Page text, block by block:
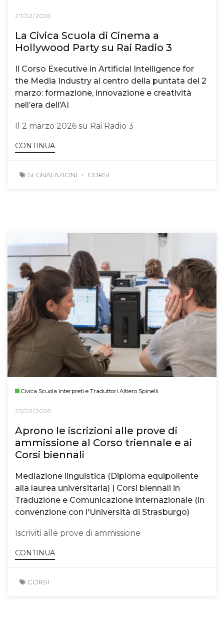
27/02/2026
La Civica Scuola di Cinema a
Hollywood Party su Rai Radio 3
Il Corso Executive in Artificial Intelligence for
the Media Industry al centro della puntata del 2
marzo: formazione, innovazione e creatività
nell’era dell’AI
Il 2 marzo 2026 su Rai Radio 3
CONTINUA
SEGNALAZIONI CORSI
Civica Scuola Interpreti e Traduttori Altiero Spinelli
25/02/2026
Aprono le iscrizioni alle prove di
ammissione al Corso triennale e ai
Corsi biennali
Mediazione linguistica (Diploma equipollente
alla laurea universitaria) | Corsi biennali in
Traduzione e Comunicazione internazionale (in
convenzione con l'Università di Strasburgo)
Iscriviti alle prove di ammissione
CONTINUA
CORSI